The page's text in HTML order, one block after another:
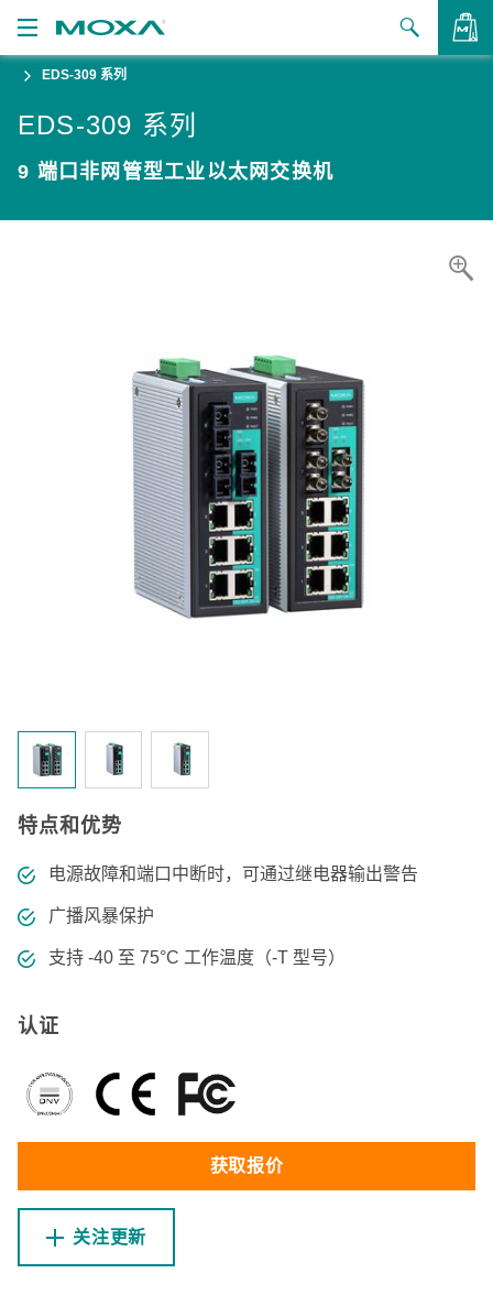
品
决方案
持
EDS-309 系列
EDS-309 系列
9 端口非网管型工业以太网交换机
特点和优势
电源故障和端口中断时，可通过继电器输出警告
广播风暴保护
支持 -40 至 75°C 工作温度（-T 型号）
认证
获取报价
关注更新
查看询价